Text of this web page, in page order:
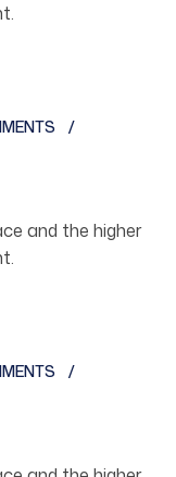
and the higher